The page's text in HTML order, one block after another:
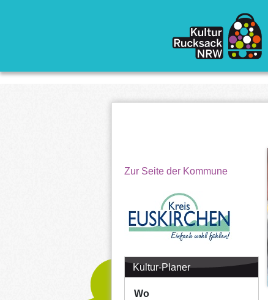
Zur Seite der Kommune
Kultur-Planer
Wo